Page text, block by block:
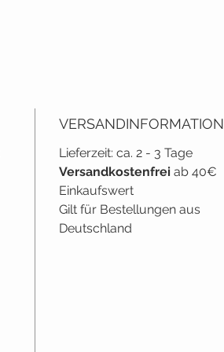
VERSANDINFORMATION
Lieferzeit: ca. 2 - 3 Tage
Versandkostenfrei ab 40€
Einkaufswert
Gilt für Bestellungen aus
Deutschland